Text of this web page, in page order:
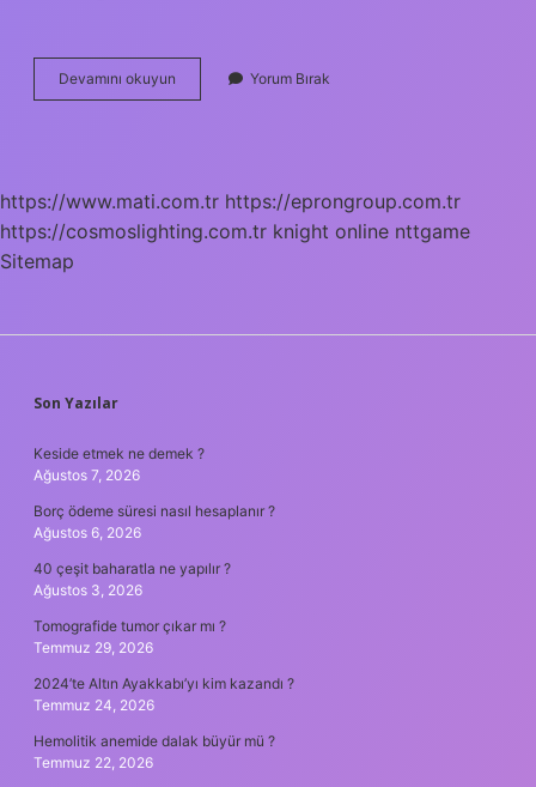
Devamını okuyun Çalıkuşu
Olayı
Yorum Bırak
https://www.mati.com.tr https://eprongroup.com.tr
https://cosmoslighting.com.tr knight online nttgame
Sitemap
SIDEBAR
Son Yazılar
Keside etmek ne demek ?
Ağustos 7, 2026
Borç ödeme süresi nasıl hesaplanır ?
Ağustos 6, 2026
40 çeşit baharatla ne yapılır ?
Ağustos 3, 2026
Tomografide tumor çıkar mı ?
Temmuz 29, 2026
2024’te Altın Ayakkabı’yı kim kazandı ?
Temmuz 24, 2026
Hemolitik anemide dalak büyür mü ?
Temmuz 22, 2026